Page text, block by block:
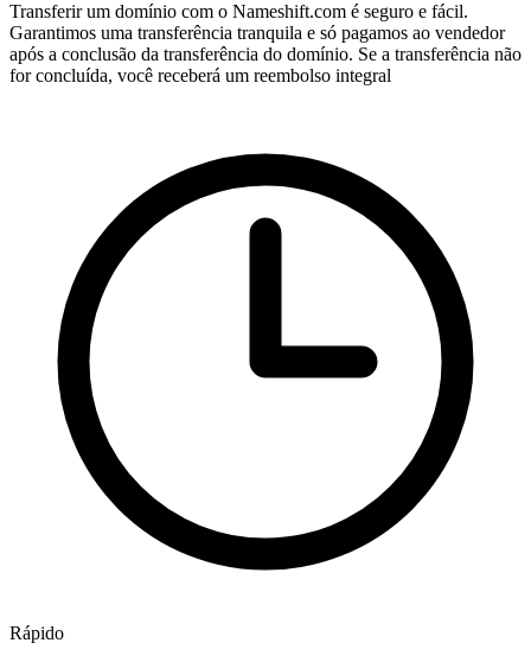
Transferir um domínio com o Nameshift.com é seguro e fácil.
Garantimos uma transferência tranquila e só pagamos ao vendedor
após a conclusão da transferência do domínio. Se a transferência não
for concluída, você receberá um reembolso integral
Rápido